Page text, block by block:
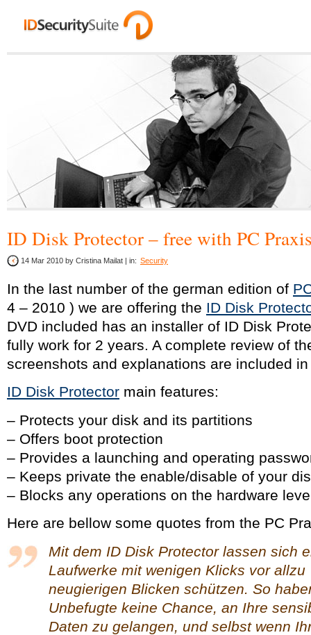
ID Disk Protector – free with PC
14 Mar 2010 by Cristina Mailat | in: Security
In the last number of the german edition of
4 – 2010 ) we are offering the ID Disk
DVD included has an installer of ID Disk
fully work for 2 years. A complete review of
screenshots and explanations are included
ID Disk Protector main features:
– Protects your disk and its partitions
– Offers boot protection
– Provides a launching and operating
– Keeps private the enable/disable of your
– Blocks any operations on the hardware
Here are bellow some quotes from the PC
Mit dem ID Disk Protector lassen sich
Laufwerke mit wenigen Klicks vor allzu
neugierigen Blicken schützen. So
Unbefugte keine Chance, an Ihre
Daten zu gelangen, und selbst wenn